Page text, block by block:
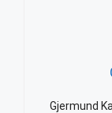
Gjermund